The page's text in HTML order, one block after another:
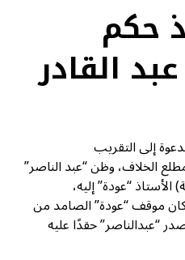
حكم
القادر
إلى التقريب
الخلاف، وظن “عبد الناصر”
“عودة” إليه،
موقف “عودة” الصامد من
“عبدالناصر” حقدًا عليه